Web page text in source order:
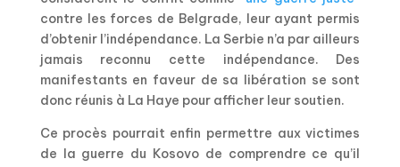
contre les forces de Belgrade, leur ayant permis
d’obtenir l’indépendance. La Serbie n’a par ailleurs
jamais reconnu cette indépendance. Des
manifestants en faveur de sa libération se sont
donc réunis à La Haye pour afficher leur soutien.
Ce procès pourrait enfin permettre aux victimes
de la guerre du Kosovo de comprendre ce qu’il